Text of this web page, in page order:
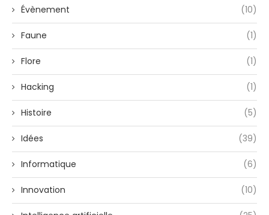
Évènement (10)
Faune (1)
Flore (1)
Hacking (1)
Histoire (5)
Idées (39)
Informatique (6)
Innovation (10)